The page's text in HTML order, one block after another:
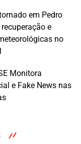
em Pedro
e
no
Monitora
e Fake News nas